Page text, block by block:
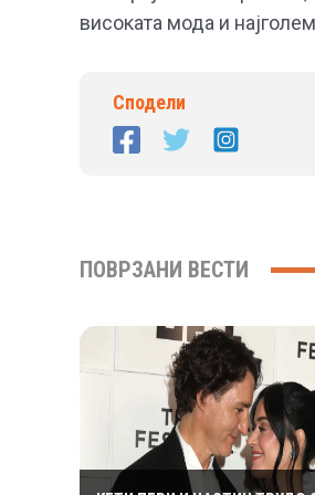
високата мода и
Сподели
ПОВРЗАНИ ВЕСТИ